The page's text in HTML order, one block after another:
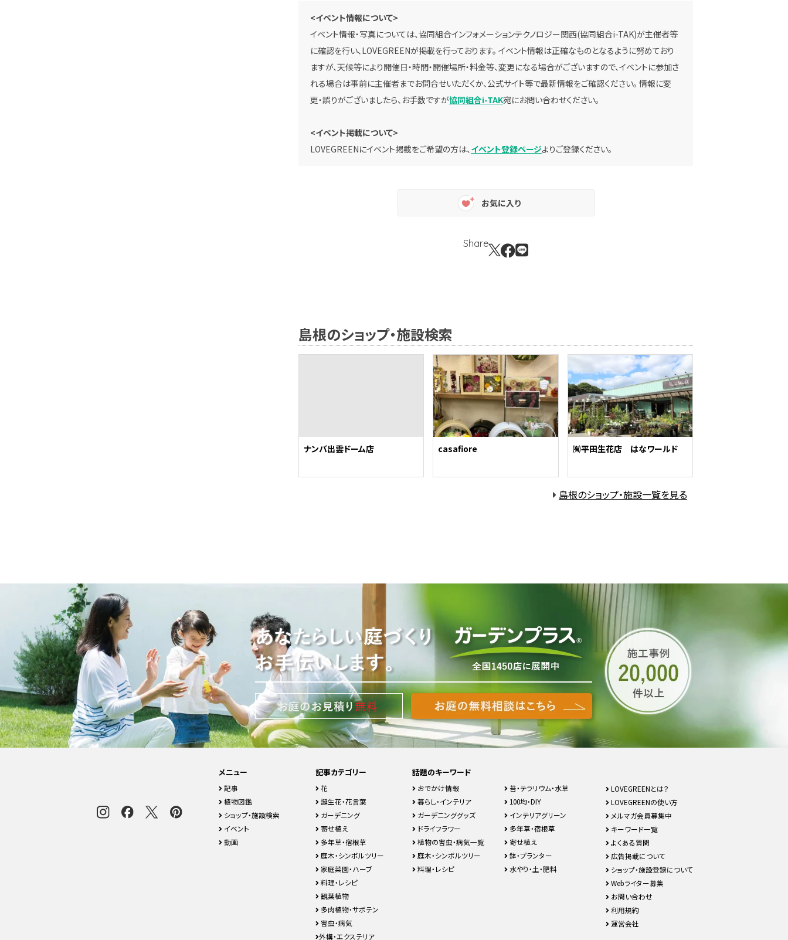
<イベント情報について>
イベント情報・写真については、協同組合インフォメーションテクノロジー関西(協同組合i-TAK)が主催者等
に確認を行い、LOVEGREENが掲載を行っております。 イベント情報は正確なものとなるように努めており
ますが、天候等により開催日・時間・開催場所・料金等、変更になる場合がございますので、イベントに参加さ
れる場合は事前に主催者までお問合せいただくか、公式サイト等で最新情報をご確認ください。 情報に変
更・誤りがございましたら、お手数ですが協同組合i-TAK宛にお問い合わせください。
<イベント掲載について>
LOVEGREENにイベント掲載をご希望の方は、イベント登録ページよりご登録ください。
お気に入り
Share
島根のショップ・施設検索
ナンバ出雲ドーム店 casafiore ㈲平田生花店 はなワールド
島根のショップ・施設一覧を見る
メニュー
記事
植物図鑑
ショップ・施設検索
イベント
動画
記事カテゴリー
花
誕生花・花言葉
ガーデニング
寄せ植え
多年草・宿根草
庭木・シンボルツリー
家庭菜園・ハーブ
料理・レシピ
観葉植物
多肉植物・サボテン
害虫・病気
外構・エクステリア
話題のキーワード
おでかけ情報
苔・テラリウム・水草
暮らし・インテリア
100均・DIY
ガーデニンググッズ
インテリアグリーン
ドライフラワー
多年草・宿根草
植物の害虫・病気一覧
寄せ植え
庭木・シンボルツリー
鉢・プランター
料理・レシピ
水やり・土・肥料
LOVEGREENとは？
LOVEGREENの使い方
メルマガ会員募集中
キーワード一覧
よくある質問
広告掲載について
ショップ・施設登録について
Webライター募集
お問い合わせ
利用規約
運営会社